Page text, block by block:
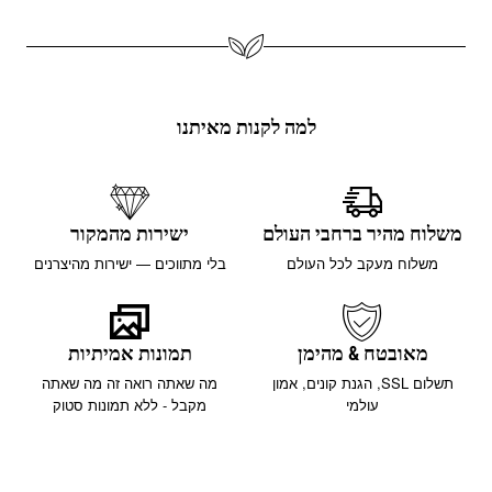
למה לקנות מאיתנו
משלוח מהיר ברחבי העולם
משלוח מעקב לכל העולם
ישירות מהמקור
בלי מתווכים — ישירות מהיצרנים
מאובטח & מהימן
תשלום SSL, הגנת קונים, אמון
עולמי
תמונות אמיתיות
מה שאתה רואה זה מה שאתה
מקבל - ללא תמונות סטוק